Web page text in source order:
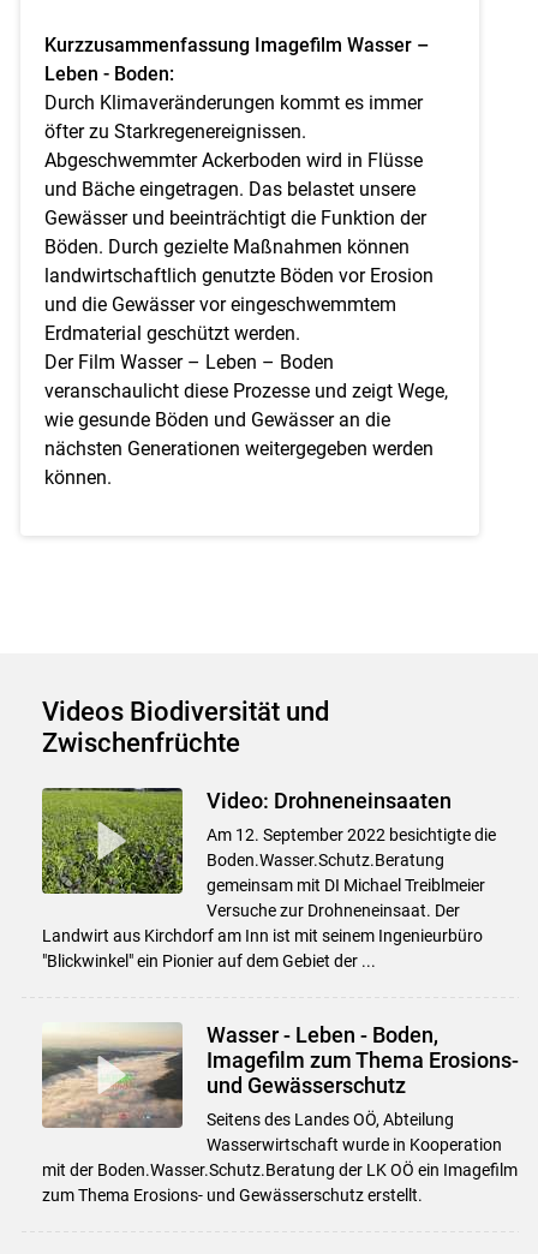
Skip to main content
Kurzzusammenfassung Imagefilm Wasser –
Leben - Boden:
Durch Klimaveränderungen kommt es immer
öfter zu Starkregenereignissen.
Abgeschwemmter Ackerboden wird in Flüsse
und Bäche eingetragen. Das belastet unsere
Gewässer und beeinträchtigt die Funktion der
Böden. Durch gezielte Maßnahmen können
landwirtschaftlich genutzte Böden vor Erosion
und die Gewässer vor eingeschwemmtem
Erdmaterial geschützt werden.
Der Film Wasser – Leben – Boden
veranschaulicht diese Prozesse und zeigt Wege,
wie gesunde Böden und Gewässer an die
nächsten Generationen weitergegeben werden
können.
Videos Biodiversität und
Zwischenfrüchte
Video: Drohneneinsaaten
Am 12. September 2022 besichtigte die
Boden.Wasser.Schutz.Beratung
gemeinsam mit DI Michael Treiblmeier
Versuche zur Drohneneinsaat. Der
Landwirt aus Kirchdorf am Inn ist mit seinem Ingenieurbüro
"Blickwinkel" ein Pionier auf dem Gebiet der ...
Wasser - Leben - Boden,
Imagefilm zum Thema Erosions-
und Gewässerschutz
Seitens des Landes OÖ, Abteilung
Wasserwirtschaft wurde in Kooperation
mit der Boden.Wasser.Schutz.Beratung der LK OÖ ein Imagefilm
zum Thema Erosions- und Gewässerschutz erstellt.